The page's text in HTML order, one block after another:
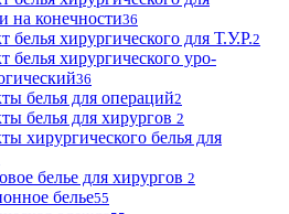
на конечности36
белья хирургического для Т.У.Р.2
белья хирургического уро-
36
белья для операций2
белья для хирургов 2
хирургического белья для
белье для хирургов 2
белье55